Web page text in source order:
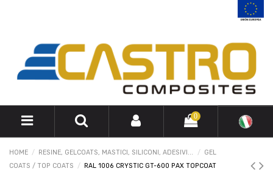
0
HOME RESINE, GELCOATS, MASTICI, SILICONI, ADESIVI...
GEL
COATS / TOP COATS
RAL 1006 CRYSTIC GT-600 PAX TOPCOAT